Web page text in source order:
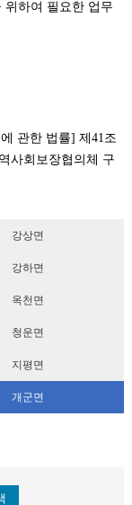
하여 필요한 업무
관한 법률] 제41조
사회보장협의체 구
강상면
강하면
옥천면
청운면
지평면
개군면